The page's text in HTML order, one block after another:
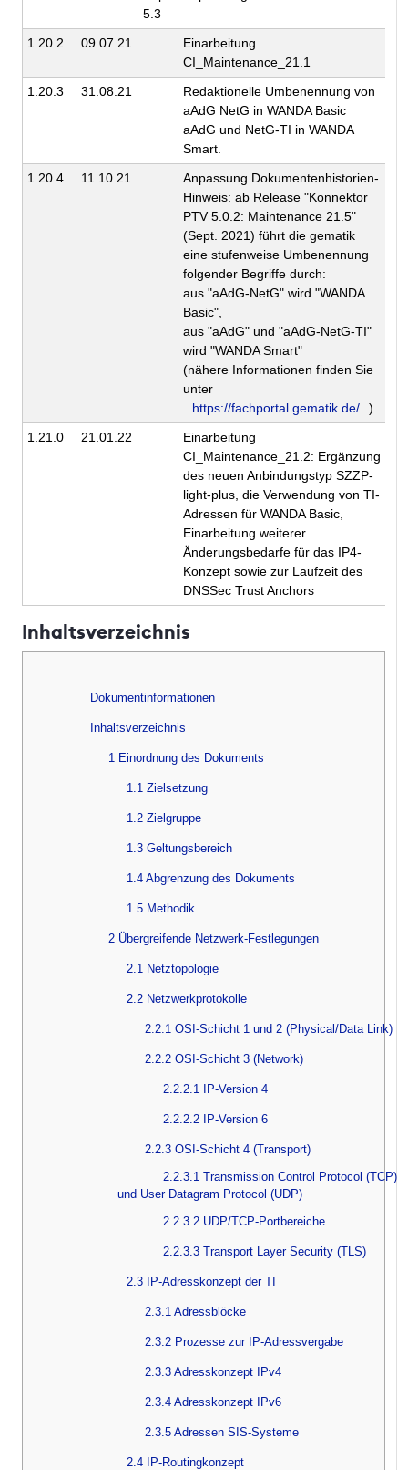
5.3
1.20.2 09.07.21
Einarbeitung
CI_Maintenance_21.1
1.20.3 31.08.21
Redaktionelle Umbenennung von
aAdG NetG in WANDA Basic
aAdG und NetG-TI in WANDA
Smart.
1.20.4 11.10.21
Anpassung Dokumentenhistorien-
Hinweis: ab Release "Konnektor
PTV 5.0.2: Maintenance 21.5"
(Sept. 2021) führt die gematik
eine stufenweise Umbenennung
folgender Begriffe durch:
aus "aAdG-NetG" wird "WANDA
Basic",
aus "aAdG" und "aAdG-NetG-TI"
wird "WANDA Smart"
(nähere Informationen finden Sie
unter
https://fachportal.gematik.de/
)
1.21.0 21.01.22
Einarbeitung
CI_Maintenance_21.2: Ergänzung
des neuen Anbindungstyp SZZP-
light-plus, die Verwendung von TI-
Adressen für WANDA Basic,
Einarbeitung weiterer
Änderungsbedarfe für das IP4-
Konzept sowie zur Laufzeit des
DNSSec Trust Anchors
Inhaltsverzeichnis
Dokumentinformationen
Inhaltsverzeichnis
1 Einordnung des Dokuments
1.1 Zielsetzung
1.2 Zielgruppe
1.3 Geltungsbereich
1.4 Abgrenzung des Dokuments
1.5 Methodik
2 Übergreifende Netzwerk-Festlegungen
2.1 Netztopologie
2.2 Netzwerkprotokolle
2.2.1 OSI-Schicht 1 und 2 (Physical/Data Link)
2.2.2 OSI-Schicht 3 (Network)
2.2.2.1 IP-Version 4
2.2.2.2 IP-Version 6
2.2.3 OSI-Schicht 4 (Transport)
2.2.3.1 Transmission Control Protocol (TCP)
und User Datagram Protocol (UDP)
2.2.3.2 UDP/TCP-Portbereiche
2.2.3.3 Transport Layer Security (TLS)
2.3 IP-Adresskonzept der TI
2.3.1 Adressblöcke
2.3.2 Prozesse zur IP-Adressvergabe
2.3.3 Adresskonzept IPv4
2.3.4 Adresskonzept IPv6
2.3.5 Adressen SIS-Systeme
2.4 IP-Routingkonzept